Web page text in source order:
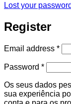
Lost your
Register
Email address *
Password *
Os seus dados
sua experiência